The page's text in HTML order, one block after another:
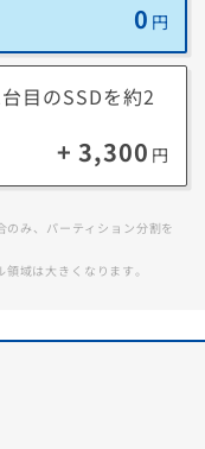
がある場合でも、システ
のため、別の領域で管理
ため、データのみのバッ
0 円
目のSSDを約2
+ 3,300 円
み、パーティション分割を
域は大きくなります。